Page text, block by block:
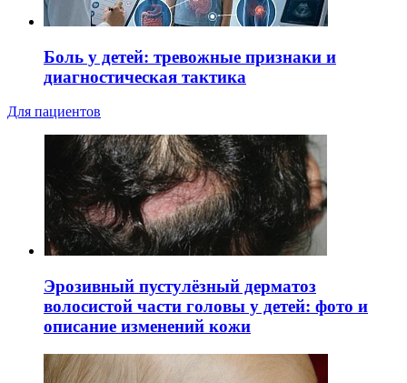
Боль у детей: тревожные признаки и
диагностическая тактика
Для пациентов
Эрозивный пустулёзный дерматоз
волосистой части головы у детей: фото и
описание изменений кожи